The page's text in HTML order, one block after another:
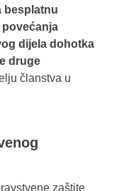
besplatnu
dijela dohotka
druge
članstva u
zaštite